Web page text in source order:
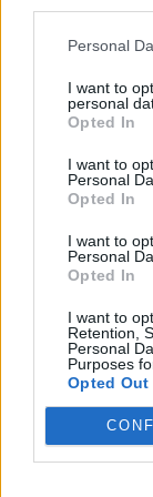
Personal
I want to
personal
Opted In
I want to
Personal
Opted In
I want to
Personal
Opted In
I want to
Retention,
Personal
Purposes
Opted Out
kialakult
Helyzetjelentést
Június
Hamarosan
vizsgálják majd, a
Felsőoktatás
Eduline